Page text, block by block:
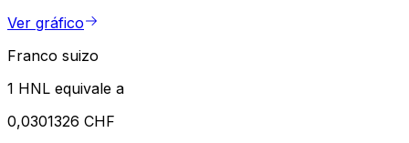
Ver gráfico
Franco suizo
1 HNL equivale a
0,0301326 CHF